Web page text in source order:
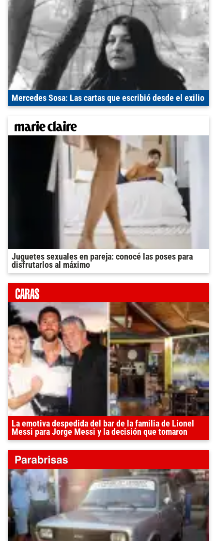
Mercedes Sosa: Las cartas que escribió desde el exilio
Juguetes sexuales en pareja: conocé las poses para
disfrutarlos al máximo
La emotiva despedida del bar de la familia de Lionel
Messi para Jorge Messi y la decisión que tomaron